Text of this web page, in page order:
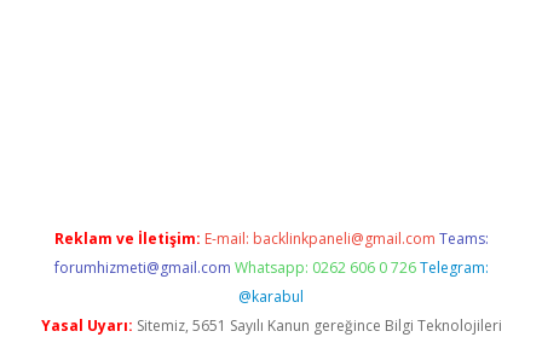
Reklam ve İletişim: E-mail: backlinkpaneli@gmail.com Teams:
forumhizmeti@gmail.com Whatsapp: 0262 606 0 726 Telegram:
@karabul
Yasal Uyarı: Sitemiz, 5651 Sayılı Kanun gereğince Bilgi Teknolojileri